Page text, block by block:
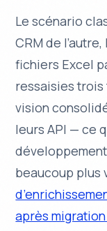
Le scénario
CRM de
fichiers Excel
ressaisies trois
vision
leurs API — ce
beaucoup plus
après migration